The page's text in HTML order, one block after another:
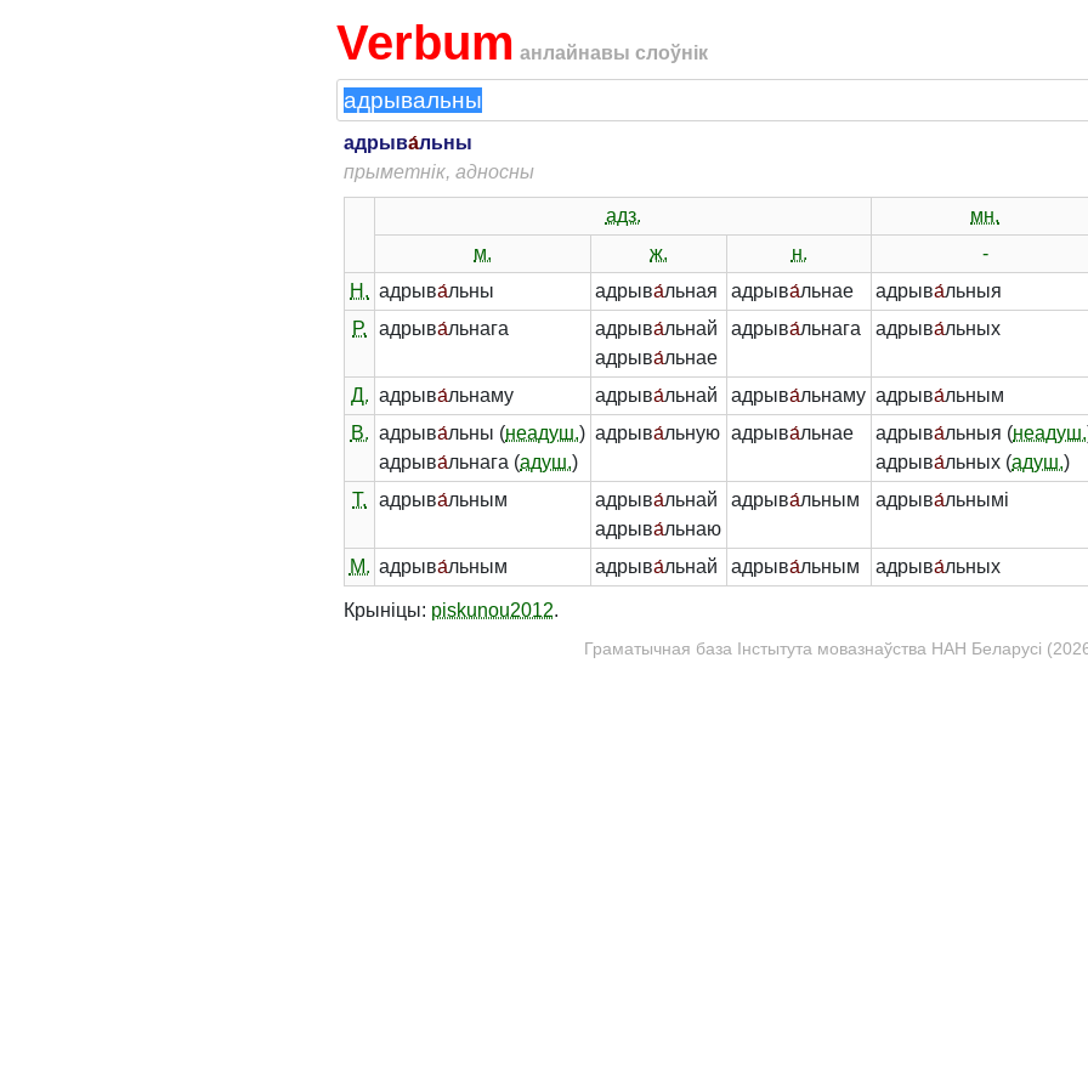
Verbum анлайнавы слоўнік
адрыва́льны
прыметнік, адносны
адз.
мн.
м.
ж. н.
-
Н. адрыва́льны адрыва́льная адрыва́льнае адрыва́льныя
Р.
адрыва́льнага адрыва́льнай
адрыва́льнае
адрыва́льнага адрыва́льных
Д. адрыва́льнаму адрыва́льнай адрыва́льнаму адрыва́льным
В. адрыва́льны (неадуш.)
адрыва́льнага (адуш.)
адрыва́льную адрыва́льнае адрыва́льныя (неадуш.
адрыва́льных (адуш.)
Т.
адрыва́льным адрыва́льнай
адрыва́льнаю
адрыва́льным адрыва́льнымі
М. адрыва́льным адрыва́льнай адрыва́льным адрыва́льных
Крыніцы: piskunou2012.
Граматычная база Інстытута мовазнаўства НАН Беларусі